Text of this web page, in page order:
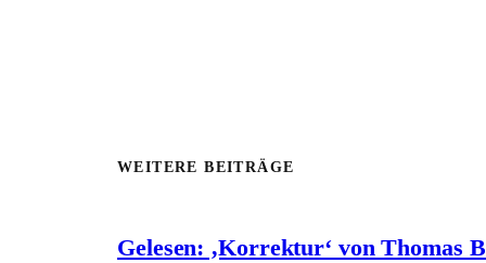
WEITERE BEITRÄGE
Gelesen: ‚Korrektur‘ von Thomas